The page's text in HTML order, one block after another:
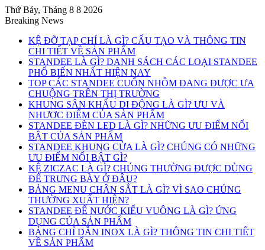
Thứ Bảy, Tháng 8 8 2026
Breaking News
KỆ ĐỠ TẠP CHÍ LÀ GÌ? CẤU TẠO VÀ THÔNG TIN
CHI TIẾT VỀ SẢN PHẨM
STANDEE LÀ GÌ? DANH SÁCH CÁC LOẠI STANDEE
PHỔ BIẾN NHẤT HIỆN NAY
TOP CÁC STANDEE CUỐN NHÔM ĐANG ĐƯỢC ƯA
CHUỘNG TRÊN THỊ TRƯỜNG
KHUNG SÂN KHẤU DI ĐỘNG LÀ GÌ? ƯU VÀ
NHƯỢC ĐIỂM CỦA SẢN PHẨM
STANDEE ĐÈN LED LÀ GÌ? NHỮNG ƯU ĐIỂM NỔI
BẬT CỦA SẢN PHẨM
STANDEE KHUNG CỬA LÀ GÌ? CHÚNG CÓ NHỮNG
ƯU ĐIỂM NỔI BẬT GÌ?
KỆ ZICZAC LÀ GÌ? CHÚNG THƯỜNG ĐƯỢC DÙNG
ĐỂ TRƯNG BÀY Ở ĐÂU?
BẢNG MENU CHÂN SẮT LÀ GÌ? VÌ SAO CHÚNG
THƯỜNG XUẤT HIỆN?
STANDEE ĐẾ NƯỚC KIỂU VUÔNG LÀ GÌ? ỨNG
DỤNG CỦA SẢN PHẨM
BẢNG CHỈ DẪN INOX LÀ GÌ? THÔNG TIN CHI TIẾT
VỀ SẢN PHẨM